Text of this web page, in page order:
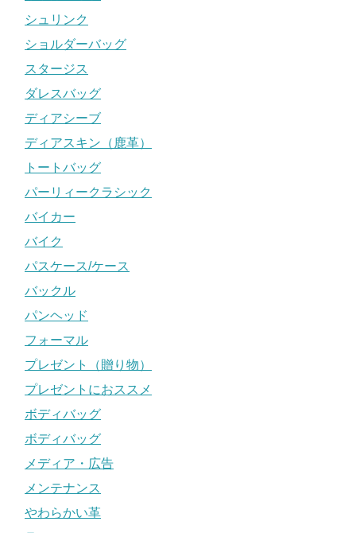
シュリンク
ショルダーバッグ
スタージス
ダレスバッグ
ディアシーブ
ディアスキン（鹿革）
トートバッグ
パーリィークラシック
バイカー
バイク
パスケース/ケース
バックル
パンヘッド
フォーマル
プレゼント（贈り物）
プレゼントにおススメ
ボディバッグ
ボディバッグ
メディア・広告
メンテナンス
やわらかい革